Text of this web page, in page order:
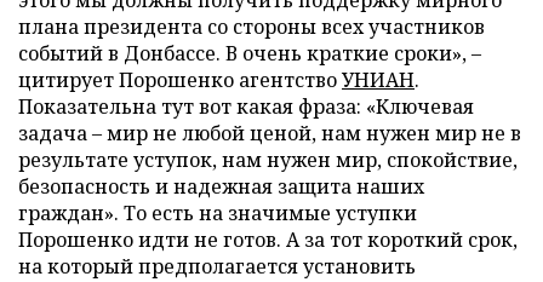
плана президента со стороны всех участников
событий в Донбассе. В очень краткие сроки», –
цитирует Порошенко агентствоУНИАН.
Показательна тут вот какая фраза: «Ключевая
задача – мир не любой ценой, нам нужен мир не в
результате уступок, нам нужен мир, спокойствие,
безопасность и надежная защита наших
граждан». То есть на значимые уступки
Порошенко идти не готов. А за тот короткий срок,
на который предполагается установить